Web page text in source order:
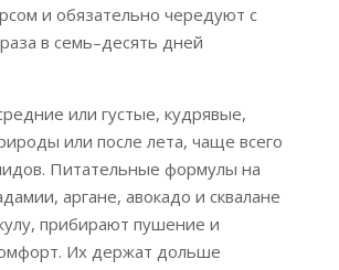
и обязательно чередуют с
в семь–десять дней
или густые, кудрявые,
или после лета, чаще всего
Питательные формулы на
аргане, авокадо и сквалане
прибирают пушение и
Их держат дольше